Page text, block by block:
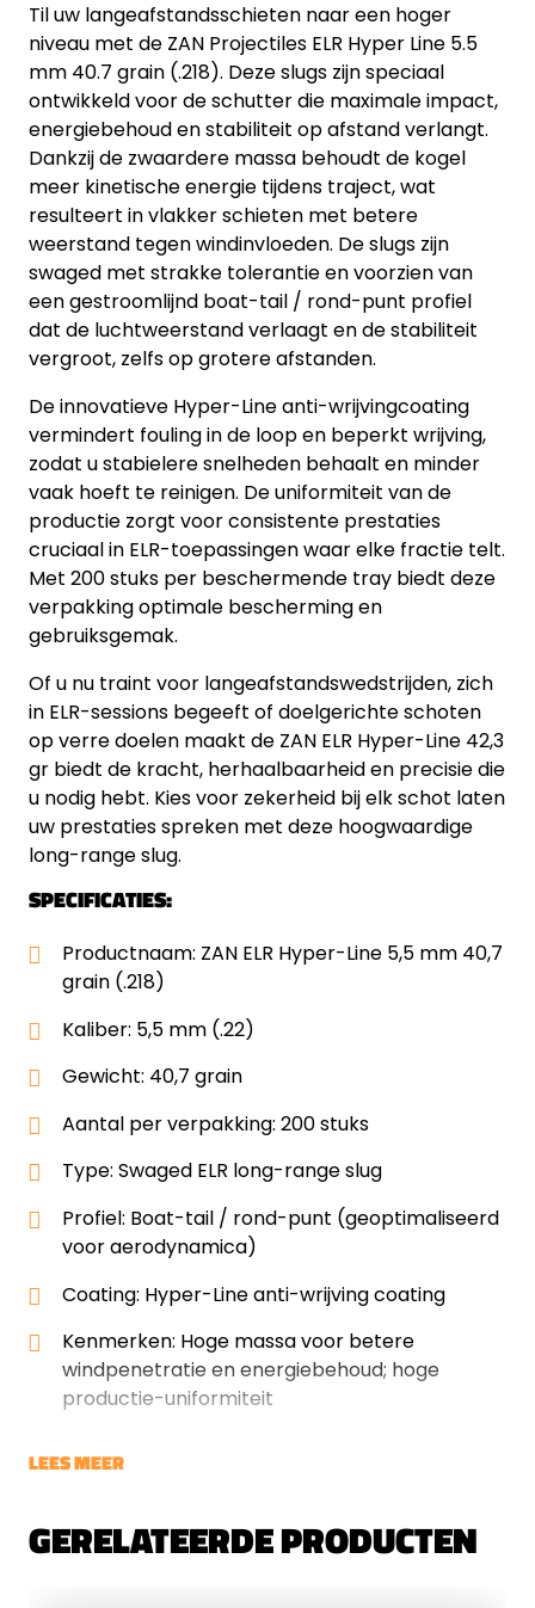
Til uw langeafstandsschieten naar een hoger
niveau met de ZAN Projectiles ELR Hyper Line 5.5
mm 40.7 grain (.218). Deze slugs zijn speciaal
ontwikkeld voor de schutter die maximale impact,
energiebehoud en stabiliteit op afstand verlangt.
Dankzij de zwaardere massa behoudt de kogel
meer kinetische energie tijdens traject, wat
resulteert in vlakker schieten met betere
weerstand tegen windinvloeden. De slugs zijn
swaged met strakke tolerantie en voorzien van
een gestroomlijnd boat-tail / rond-punt profiel
dat de luchtweerstand verlaagt en de stabiliteit
vergroot, zelfs op grotere afstanden.
De innovatieve Hyper-Line anti-wrijvingcoating
vermindert fouling in de loop en beperkt wrijving,
zodat u stabielere snelheden behaalt en minder
vaak hoeft te reinigen. De uniformiteit van de
productie zorgt voor consistente prestaties
cruciaal in ELR-toepassingen waar elke fractie telt.
Met 200 stuks per beschermende tray biedt deze
verpakking optimale bescherming en
gebruiksgemak.
Of u nu traint voor langeafstandswedstrijden, zich
in ELR-sessions begeeft of doelgerichte schoten
op verre doelen maakt de ZAN ELR Hyper-Line 42,3
gr biedt de kracht, herhaalbaarheid en precisie die
u nodig hebt. Kies voor zekerheid bij elk schot laten
uw prestaties spreken met deze hoogwaardige
long-range slug.
SPECIFICATIES:
Productnaam: ZAN ELR Hyper-Line 5,5 mm 40,7
grain (.218)
Kaliber: 5,5 mm (.22)
Gewicht: 40,7 grain
Aantal per verpakking: 200 stuks
Type: Swaged ELR long-range slug
Profiel: Boat-tail / rond-punt (geoptimaliseerd
voor aerodynamica)
Coating: Hyper-Line anti-wrijving coating
Kenmerken: Hoge massa voor betere
windpenetratie en energiebehoud; hoge
productie-uniformiteit
LEES MEER
GERELATEERDE PRODUCTEN